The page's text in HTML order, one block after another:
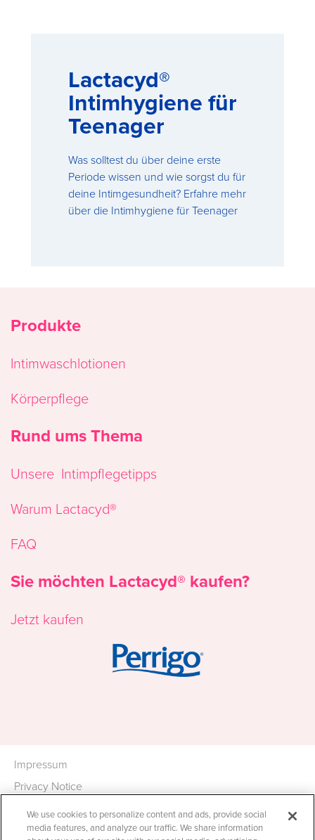
Lactacyd®
Intimhygiene für
Teenager
Was solltest du über deine erste
Periode wissen und wie sorgst du für
deine Intimgesundheit? Erfahre mehr
über die Intimhygiene für Teenager
Produkte
Intimwaschlotionen
Körperpflege
Rund ums Thema
Unsere ​ Intimpflegetipps
Warum Lactacyd®
FAQ
Sie möchten Lactacyd® kaufen?
Jetzt kaufen
Impressum
Privacy Notice
Cookie
Statement
*Nicholas Hall, global OTC database DB6,
sales in €mn, MAT Q4 2019
We use cookies to personalize content and ads, provide social
media features, and analyze our traffic. We share information